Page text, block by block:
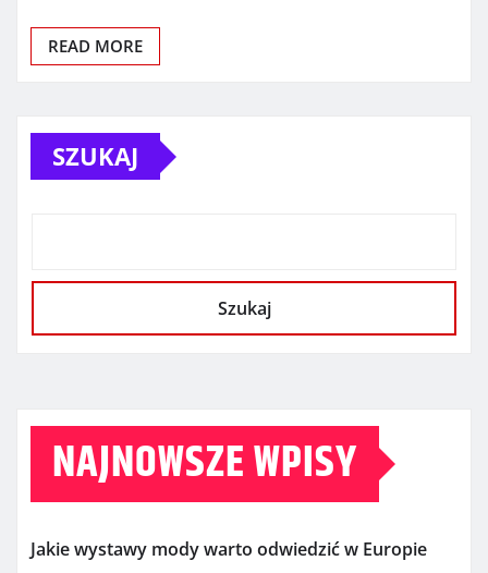
READ MORE
SZUKAJ
Szukaj
NAJNOWSZE WPISY
Jakie wystawy mody warto odwiedzić w Europie